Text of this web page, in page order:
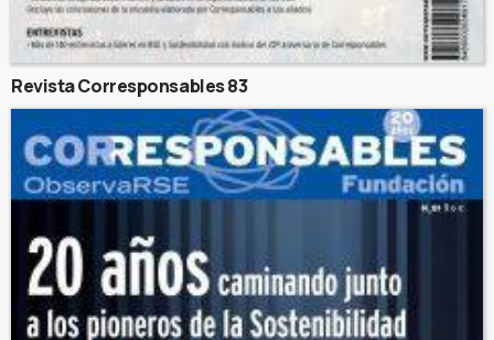
Revista Corresponsables 83